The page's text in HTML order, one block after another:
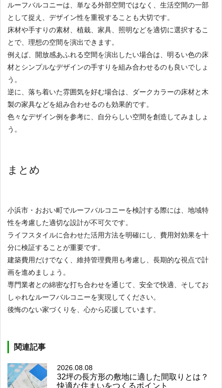
ルーフバルコニーは、単なる外部空間ではなく、生活空間の一部
として捉え、デザイン性を重視することも大切です。
床材や手すりの素材、植栽、家具、照明などを適切に選択するこ
とで、理想の空間を演出できます。
例えば、開放感あふれる空間を演出したい場合は、明るい色の床
材とシンプルなデザインの手すりを組み合わせるのも良いでしょ
う。
逆に、落ち着いた雰囲気を好む場合は、ダークカラーの床材と木
製の家具などを組み合わせるのも効果的です。
色々なデザイン例を参考に、自分らしい空間を創造してみましょ
う。
まとめ
小浜市・おおい町でルーフバルコニーを検討する際には、地域特
性を考慮した適切な設計が不可欠です。
ライフスタイルに合わせた活用方法を明確にし、費用対効果を十
分に検証することが重要です。
建築費用だけでなく、維持管理費用も考慮し、長期的な視点で計
画を進めましょう。
専門業者との綿密な打ち合わせを通じて、安全で快適、そしてお
しゃれなルーフバルコニーを実現してください。
後悔のない家づくりを、心から応援しています。
関連記事
2026.08.08
32坪の長方形の敷地に適した間取りとは？
快適な住まいをつくるポイント